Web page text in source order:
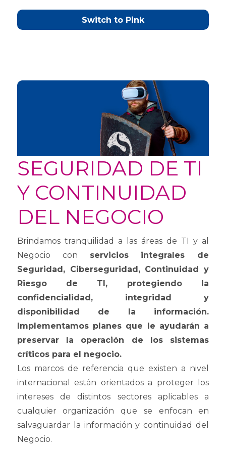
Switch to Pink
SEGURIDAD DE TI
Y CONTINUIDAD
DEL NEGOCIO
Brindamos tranquilidad a las áreas de TI y al
Negocio con servicios integrales de
Seguridad, Ciberseguridad, Continuidad y
Riesgo de TI, protegiendo la
confidencialidad, integridad y
disponibilidad de la información.
Implementamos planes que le ayudarán a
preservar la operación de los sistemas
críticos para el negocio.
Los marcos de referencia que existen a nivel
internacional están orientados a proteger los
intereses de distintos sectores aplicables a
cualquier organización que se enfocan en
salvaguardar la información y continuidad del
Negocio.